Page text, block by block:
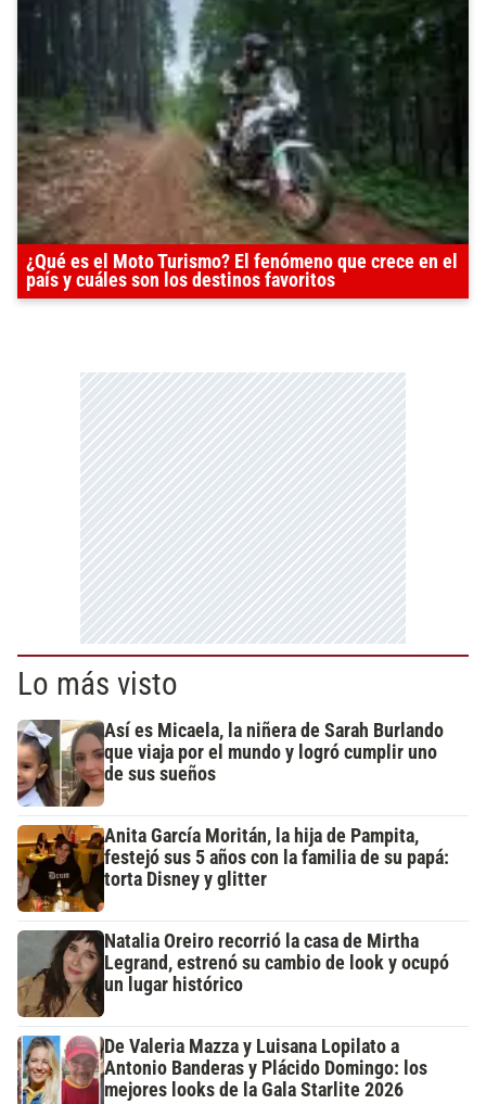
¿Qué es el Moto Turismo? El fenómeno que crece en el
país y cuáles son los destinos favoritos
Lo más visto
Así es Micaela, la niñera de Sarah Burlando
que viaja por el mundo y logró cumplir uno
de sus sueños
Anita García Moritán, la hija de Pampita,
festejó sus 5 años con la familia de su papá:
torta Disney y glitter
Natalia Oreiro recorrió la casa de Mirtha
Legrand, estrenó su cambio de look y ocupó
un lugar histórico
De Valeria Mazza y Luisana Lopilato a
Antonio Banderas y Plácido Domingo: los
mejores looks de la Gala Starlite 2026